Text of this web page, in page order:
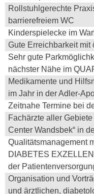
Rollstuhlgerechte
barrierefreiem WC
Kinderspielecke im
Gute Erreichbarkeit mit
Sehr gute
nächster Nähe im
Medikamente und
im Jahr in der Adler-
Zeitnahe Termine bei
Fachärzte aller
Center Wandsbek“ in
Qualitätsmanagement
DIABETES
der
Organisation und
und ärztlichen,